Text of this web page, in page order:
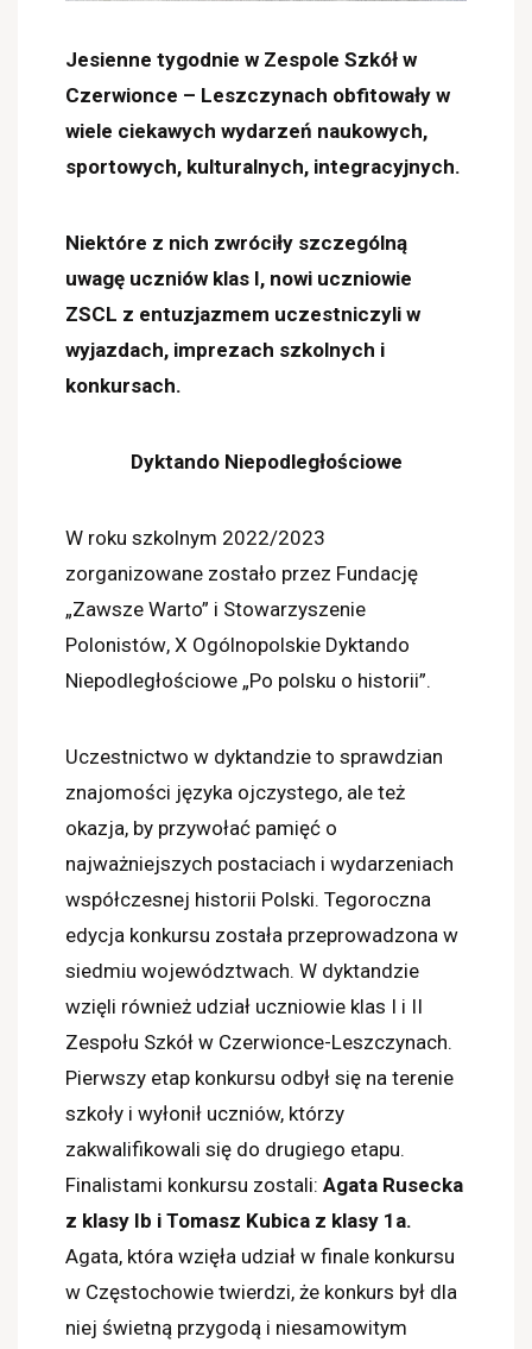
Jesienne tygodnie w Zespole Szkół w
Czerwionce – Leszczynach obfitowały w
wiele ciekawych wydarzeń naukowych,
sportowych, kulturalnych, integracyjnych.
Niektóre z nich zwróciły szczególną
uwagę uczniów klas I, nowi uczniowie
ZSCL z entuzjazmem uczestniczyli w
wyjazdach, imprezach szkolnych i
konkursach.
Dyktando Niepodległościowe
W roku szkolnym 2022/2023
zorganizowane zostało przez Fundację
„Zawsze Warto” i Stowarzyszenie
Polonistów, X Ogólnopolskie Dyktando
Niepodległościowe „Po polsku o historii”.
Uczestnictwo w dyktandzie to sprawdzian
znajomości języka ojczystego, ale też
okazja, by przywołać pamięć o
najważniejszych postaciach i wydarzeniach
współczesnej historii Polski. Tegoroczna
edycja konkursu została przeprowadzona w
siedmiu województwach. W dyktandzie
wzięli również udział uczniowie klas I i II
Zespołu Szkół w Czerwionce-Leszczynach.
Pierwszy etap konkursu odbył się na terenie
szkoły i wyłonił uczniów, którzy
zakwalifikowali się do drugiego etapu.
Finalistami konkursu zostali: Agata Rusecka
z klasy Ib i Tomasz Kubica z klasy 1a.
Agata, która wzięła udział w finale konkursu
w Częstochowie twierdzi, że konkurs był dla
niej świetną przygodą i niesamowitym